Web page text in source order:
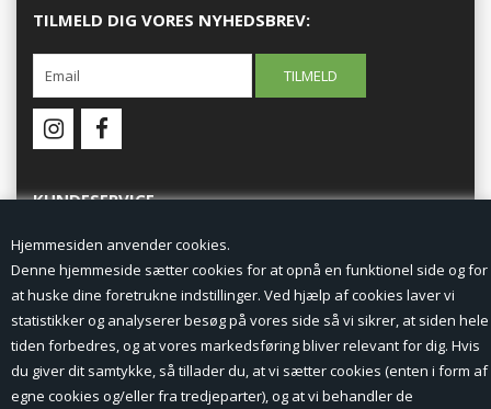
Hjemmesiden anvender cookies.
Denne hjemmeside sætter cookies for at opnå en funktionel side og for
at huske dine foretrukne indstillinger. Ved hjælp af cookies laver vi
statistikker og analyserer besøg på vores side så vi sikrer, at siden hele
tiden forbedres, og at vores markedsføring bliver relevant for dig. Hvis
du giver dit samtykke, så tillader du, at vi sætter cookies (enten i form af
egne cookies og/eller fra tredjeparter), og at vi behandler de
TILMELD DIG VORES NYHEDSBREV:
KUNDESERVICE
Min Konto
Nyheder
Vilkår og betingelser